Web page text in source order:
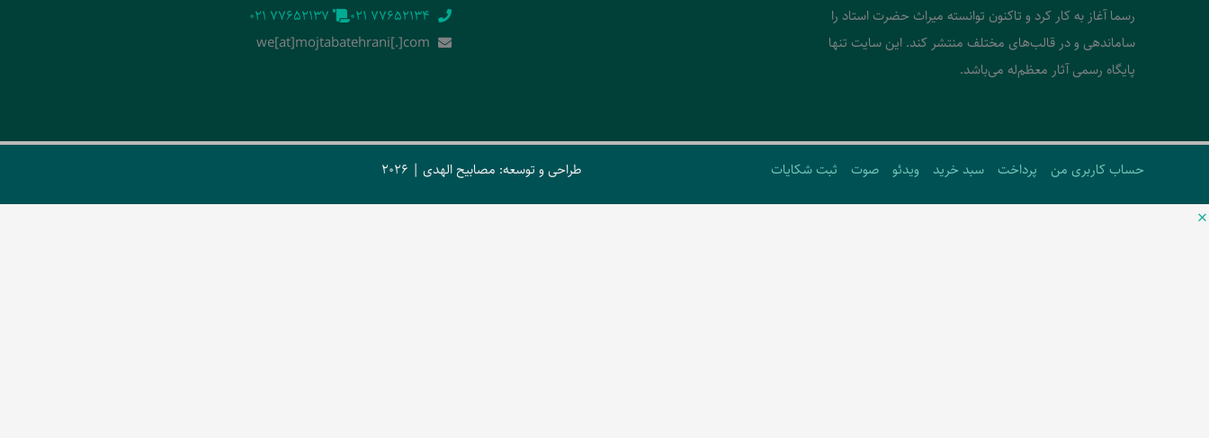
رسما آغاز به کار کرد و تاکنون توانسته میراث حضرت استاد را
ساماندهی و در قالب‌های مختلف منتشر کند. این سایت تنها
پایگاه رسمی آثار معظم‌له می‌باشد.
‭021 77652134‬
‭021 77652137‬
we[at]mojtabatehrani[.]com
حساب کاربری من پرداخت سبد خرید ویدئو صوت ثبت شکایات طراحی و توسعه: مصابیح الهدی | 2026